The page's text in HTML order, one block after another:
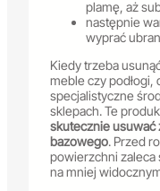
plamę, aż
następnie
wyprać
Kiedy trzeba
meble czy podłogi,
specjalistyczne
sklepach. Te
skutecznie usuwać
bazowego. Przed
powierzchni zaleca
na mniej